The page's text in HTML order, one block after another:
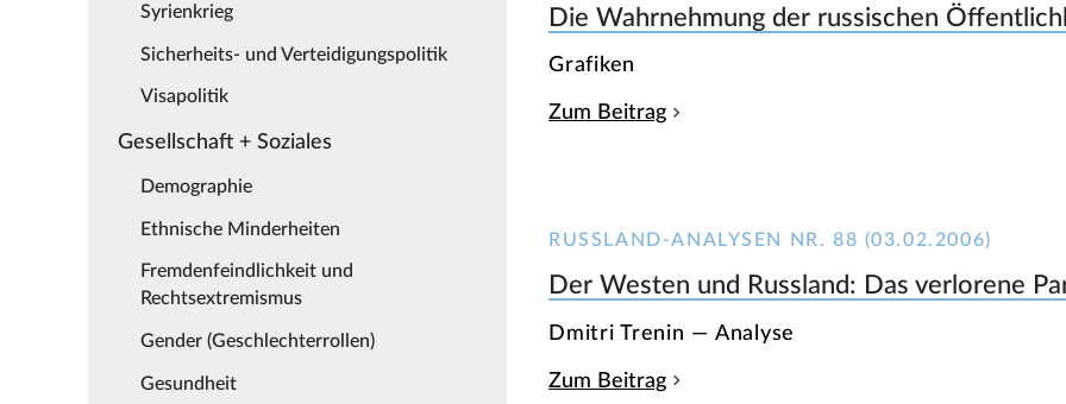
Syrienkrieg
Sicherheits- und Verteidigungspolitik
Visapolitik
Gesellschaft + Soziales
Demographie
Ethnische Minderheiten
Fremdenfeindlichkeit und
Rechtsextremismus
Gender (Geschlechterrollen)
Gesundheit
Die Wahrnehmung der russischen
Grafiken
Zum Beitrag
RUSSLAND-ANALYSEN NR. 88 (03.02.2006)
Der Westen und Russland: Das verlorene
Dmitri Trenin — Analyse
Zum Beitrag